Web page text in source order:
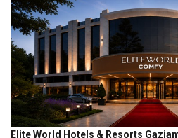
Elite World Hotels & Resorts